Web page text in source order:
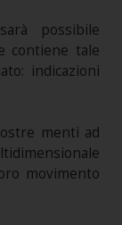
possibile
contiene tale
indicazioni
menti ad
movimento